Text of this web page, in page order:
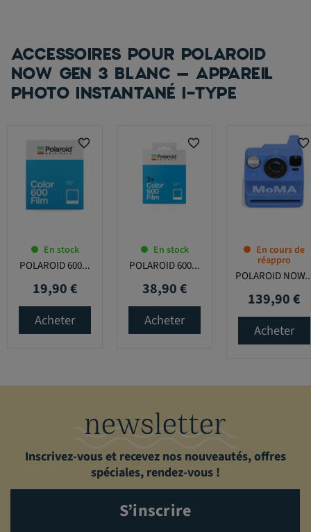
ACCESSOIRES POUR POLAROID
NOW GEN 3 BLANC – APPAREIL
PHOTO INSTANTANÉ I-TYPE
favorite_border
En stock
POLAROID 600...
Prix
19,90 €
Acheter
favorite_border
En stock
POLAROID 600...
Prix
38,90 €
Acheter
favorite_border
En cours de
réappro
POLAROID
Prix
139,90 €
Acheter
newsletter
Inscrivez-vous et recevez nos nouveautés, offres
spéciales, rendez-vous !
S’inscrire